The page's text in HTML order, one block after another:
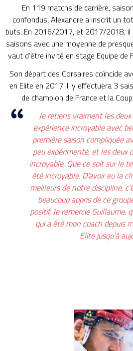
En 119 matchs de carrière,
confondus, Alexandre a inscrit un
buts. En 2016/2017, et 2017/2018, il
saisons avec une moyenne de
vaut d’être invité en stage Equipe de
Son départ des Corsaires coïncide
en Elite en 2017. Il y effectuera 3
de champion de France et la
Je retiens vraiment les
expérience incroyable avec
première saison compliquée
peu expérimenté, et les deux
incroyable. Que ce soit sur le
été incroyable. D’avoir eu la
meilleurs de notre discipline,
beaucoup appris de ce
positif. Je remercie Guillaume,
qui a été mon coach depuis
Elite jusqu’à